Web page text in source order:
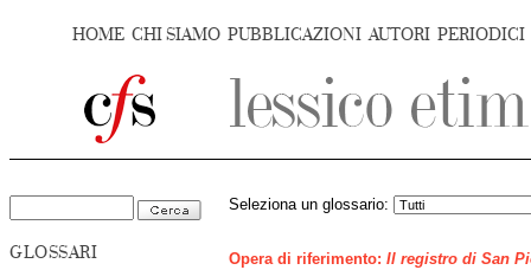
HOME CHI SIAMO PUBBLICAZIONI AUTORI PERIODICI
GLOSSARI
Seleziona un glossario:
Opera di riferimento: Il registro di San